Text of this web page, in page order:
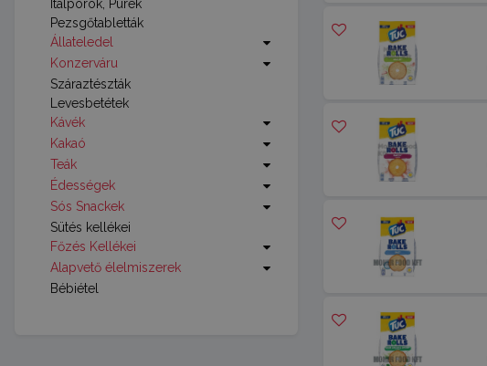
Italporok, Pürék
Pezsgőtabletták
Állateledel
Konzerváru
Száraztészták
Levesbetétek
Kávék
Kakaó
Teák
Édességek
Sós Snackek
Sütés kellékei
Főzés Kellékei
Alapvető élelmiszerek
Bébiétel